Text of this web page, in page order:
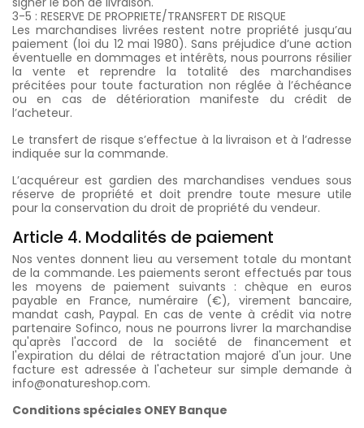
3-5 : RESERVE DE PROPRIETE/TRANSFERT DE RISQUE
Les marchandises livrées restent notre propriété jusqu’au
paiement (loi du 12 mai 1980). Sans préjudice d’une action
éventuelle en dommages et intérêts, nous pourrons résilier
la vente et reprendre la totalité des marchandises
précitées pour toute facturation non réglée à l’échéance
ou en cas de détérioration manifeste du crédit de
l’acheteur.
Le transfert de risque s’effectue à la livraison et à l’adresse
indiquée sur la commande.
L’acquéreur est gardien des marchandises vendues sous
réserve de propriété et doit prendre toute mesure utile
pour la conservation du droit de propriété du vendeur.
Article 4. Modalités de paiement
Nos ventes donnent lieu au versement totale du montant
de la commande. Les paiements seront effectués par tous
les moyens de paiement suivants : chèque en euros
payable en France, numéraire (€), virement bancaire,
mandat cash, Paypal. En cas de vente à crédit via notre
partenaire Sofinco, nous ne pourrons livrer la marchandise
qu'après l'accord de la société de financement et
l'expiration du délai de rétractation majoré d'un jour. Une
facture est adressée à l'acheteur sur simple demande à
info@onatureshop.com.
Conditions spéciales ONEY Banque